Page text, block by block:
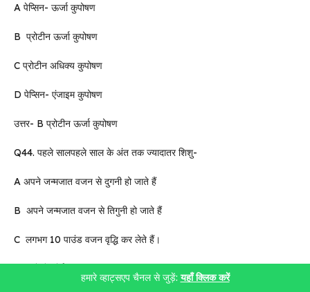
A पेप्सिन- ऊर्जा कुपोषण
B प्रोटीन ऊर्जा कुपोषण
C प्रोटीन अधिक्य कुपोषण
D पेप्सिन- एंजाइम कुपोषण
उत्तर- B प्रोटीन ऊर्जा कुपोषण
Q44. पहले सालपहले साल के अंत तक ज्यादातर शिशु-
A अपने जन्मजात वजन से दुगनी हो जाते हैं
B अपने जन्मजात वजन से तिगुनी हो जाते हैं
C लगभग 10 पाउंड वजन वृद्धि कर लेते हैं।
हमारे व्हाट्सएप चैनल से जुड़ें:यहाँ क्लिक करें